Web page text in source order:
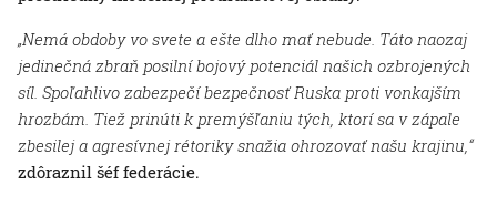
„Nemá obdoby vo svete a ešte dlho mať nebude. Táto naozaj
jedinečná zbraň posilní bojový potenciál našich ozbrojených
síl. Spoľahlivo zabezpečí bezpečnosť Ruska proti vonkajším
hrozbám. Tiež prinúti k premýšľaniu tých, ktorí sa v zápale
zbesilej a agresívnej rétoriky snažia ohrozovať našu krajinu,“
zdôraznil šéf federácie.